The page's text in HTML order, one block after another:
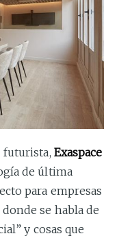
futurista, Exaspace
de última
para empresas
se habla de
y cosas que